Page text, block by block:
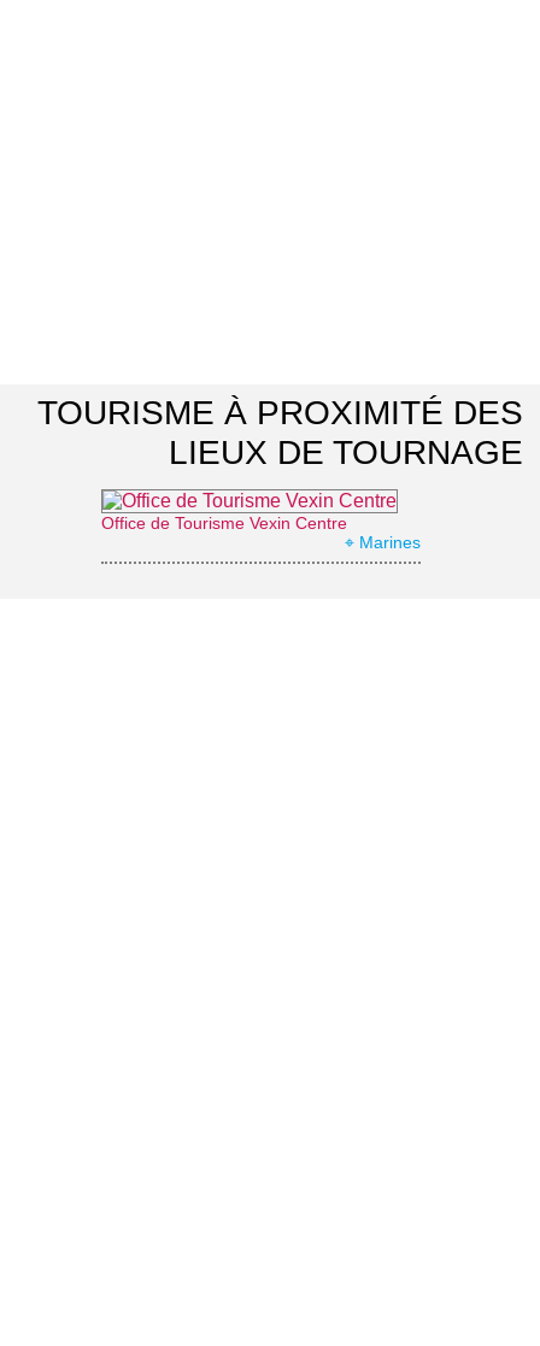
TOURISME À PROXIMITÉ DES
LIEUX DE TOURNAGE
Office de Tourisme Vexin Centre
⌖ Marines